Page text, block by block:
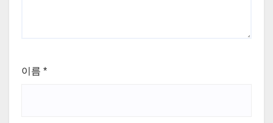
이름 *